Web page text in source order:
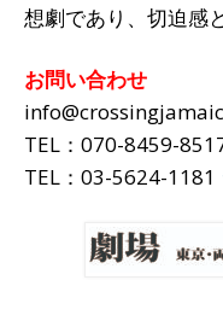
想劇であり、切迫感
お問い合わせ
TEL：070-8459-
TEL：03-5624-1181